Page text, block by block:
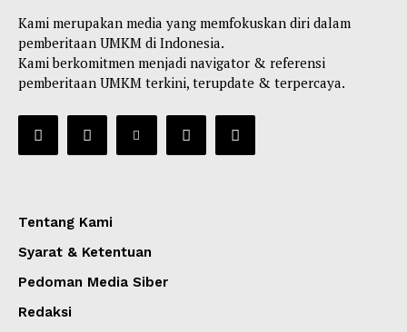
Kami merupakan media yang memfokuskan diri dalam
pemberitaan UMKM di Indonesia.
Kami berkomitmen menjadi navigator & referensi
pemberitaan UMKM terkini, terupdate & terpercaya.
Tentang Kami
Syarat & Ketentuan
Pedoman Media Siber
Redaksi